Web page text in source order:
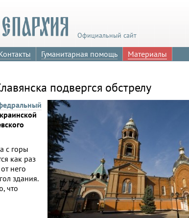
Официальный сайт
Гуманитарная помощь Материалы
подвергся обстрелу
с горы
как раз
него
здания.
что